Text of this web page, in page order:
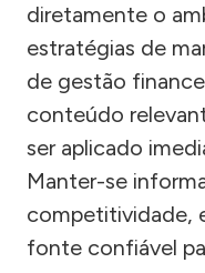
diretamente o
estratégias de
de gestão
conteúdo
ser aplicado
Manter-se
competitividade,
fonte confiável